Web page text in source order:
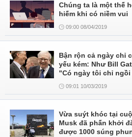
Chúng ta là một thế
hiếm khi có niềm vui
09:00 08/04/2019
Bận rộn cả ngày chỉ
yếu kém: Như Bill
"Có ngày tôi chỉ
09:01 10/03/2019
Vừa suýt khóc tại
Musk đã phấn khởi
được 1000 súng